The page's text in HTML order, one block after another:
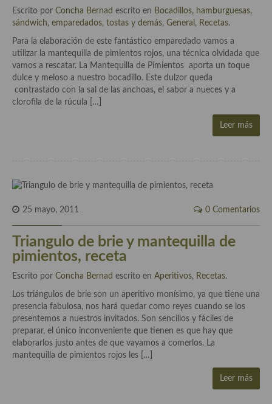
Cocina Griega
Cocina Holandesa
Cocina Hungara
Cocina Irlanda
Cocina portuguesa
Cocina Rusa
Cocina Suiza
Cocina Turca
Escrito por Concha Bernad escrito en Bocadillos, hamburguesas,
sándwich, emparedados, tostas y demás, General , Recetas.
Para la elaboración de este fantástico emparedado vamos a
utilizar la mantequilla de pimientos rojos, una técnica olvidada que
vamos a rescatar. La Mantequilla de Pimientos aporta un toque
dulce y meloso a nuestro bocadillo. Este dulzor queda
contrastado con la sal de las anchoas, el sabor a nueces y a
clorofila de la rúcula […]
Leer más
25 mayo, 2011 0 Comentarios
Triangulo de brie y mantequilla de
pimientos, receta
Escrito por Concha Bernad escrito en Aperitivos, Recetas.
Los triángulos de brie son un aperitivo monísimo, ya que tiene una
presencia fabulosa, nos hará quedar como reyes cuando se los
presentemos a nuestros invitados. Son sencillos y fáciles de
preparar, el único inconveniente que tienen es que hay que
elaborarlos justo antes de que vayamos a comerlos. La
mantequilla de pimientos rojos les […]
Leer más